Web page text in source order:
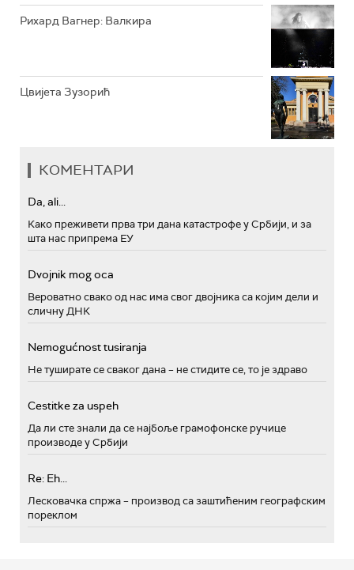
Рихард Вагнер: Валкира
Цвијета Зузорић
КОМЕНТАРИ
Da, ali...
Како преживети прва три дана катастрофе у Србији, и за
шта нас припрема ЕУ
Dvojnik mog oca
Вероватно свако од нас има свог двојника са којим дели и
сличну ДНК
Nemogućnost tusiranja
Не туширате се сваког дана – не стидите се, то је здраво
Cestitke za uspeh
Да ли сте знали да се најбоље грамофонске ручице
производе у Србији
Re: Eh...
Лесковачка спржа – производ са заштићеним географским
пореклом